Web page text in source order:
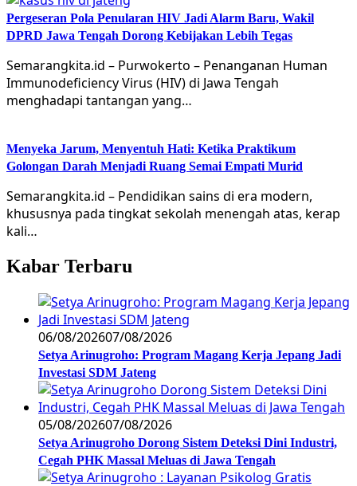
Pergeseran Pola Penularan HIV Jadi Alarm Baru, Wakil
DPRD Jawa Tengah Dorong Kebijakan Lebih Tegas
Semarangkita.id – Purwokerto – Penanganan Human
Immunodeficiency Virus (HIV) di Jawa Tengah
menghadapi tantangan yang…
Menyeka Jarum, Menyentuh Hati: Ketika Praktikum
Golongan Darah Menjadi Ruang Semai Empati Murid
Semarangkita.id – Pendidikan sains di era modern,
khususnya pada tingkat sekolah menengah atas, kerap
kali…
Kabar Terbaru
06/08/202607/08/2026
Setya Arinugroho: Program Magang Kerja Jepang Jadi
Investasi SDM Jateng
05/08/202607/08/2026
Setya Arinugroho Dorong Sistem Deteksi Dini Industri,
Cegah PHK Massal Meluas di Jawa Tengah